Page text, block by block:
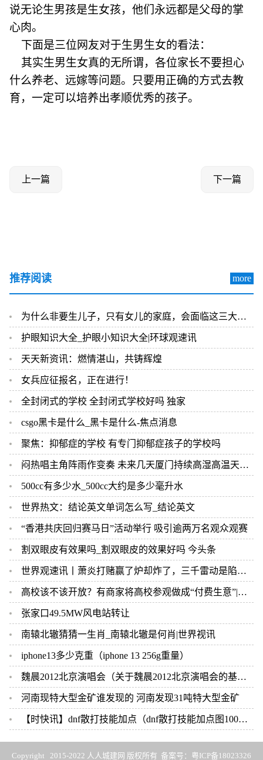
说无论生男孩是生女孩，他们永远都是父母的掌
心肉。
下面是三位网友对于生男生女的看法：
其实生男生女真的无所谓，各位家长不要担心
什么养老、远嫁等问题。只要用正确的方式去教
育，一定可以培养出孝顺优秀的孩子。
上一篇 下一篇
推荐阅读 more
为什么非要生儿子，只有女儿的家庭，会面临这三大难题，很现实！ 环球速看
护眼知识大全_护眼小知识大全|环球观速讯
天天新资讯：燃情湛山，共铸辉煌
女兵应征报名，正在进行！
全封闭式的学校 全封闭式学校好吗 独家
csgo黑卡是什么_黑卡是什么-焦点消息
聚焦：抑郁症的学校 有专门抑郁症孩子的学校吗
闷热唱主角阵雨作变奏 未来几天厦门持续高湿高温天气 环球热闻
500cc有多少水_500cc大约是多少毫升水
世界热文：结论英文单词怎么写_结论英文
“香港共庆回归赛马日”活动举行 吸引逾两万名观众观赛
割双眼皮有效果吗_割双眼皮的效果好吗 今头条
世界观速讯丨萧炎打赌赢了炉却炸了，三千雷动是陷阱，官方算盘打错了
高校该不该开放？有商家将高校参观做成“付费生意”|报资讯
张家口49.5MW风电站转让
南辕北辙猜猜一生肖_南辕北辙是何肖|世界视讯
iphone13多少克重（iphone 13 256g重量）
魏晨2012北京演唱会（关于魏晨2012北京演唱会的基本详情介绍）
河南现特大型金矿谁发现的 河南发现31吨特大型金矿
【时快讯】dnf散打技能加点（dnf散打技能加点图100级）
Copyright 2015-2022 人人城建网 版权所有 备案号： 粤ICP备18023326